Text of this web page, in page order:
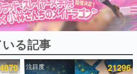
覧
千以上！ ページビュー数万以上！ などな
に読まれた、電ファミ渾身の“殿堂入り”記
た。
る記事
注目度 21296